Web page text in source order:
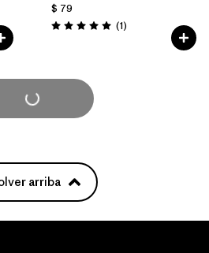
$ 79
Valoración: 5.0 / 5
(1Comentarios
)
Cargar Más
arriba